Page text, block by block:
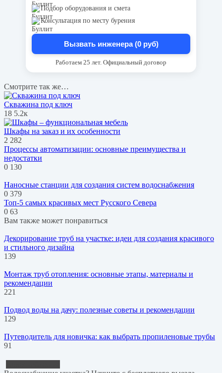
Подбор оборудования и смета
Консультация по месту бурения
Вызвать инженера (0 руб)
Работаем 25 лет. Официальный договор
Смотрите так же…
Скважина под ключ
18 5.2к
Шкафы на заказ и их особенности
2 282
Процессы автоматизации: основные преимущества и
недостатки
0 130
Наносные станции для создания систем водоснабжения
0 379
Топ-5 самых красивых мест Русского Севера
0 63
Вам также может понравиться
Декорирование труб на участке: идеи для создания красивого
и стильного дизайна
139
Монтаж труб отопления: основные этапы, материалы и
рекомендации
221
Подвод воды на дачу: полезные советы и рекомендации
129
Путеводитель для новичка: как выбрать пропиленовые трубы
91